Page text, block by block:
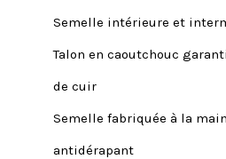
Semelle intérieure et
Talon en caoutchouc
de cuir
Semelle fabriquée à la
antidérapant